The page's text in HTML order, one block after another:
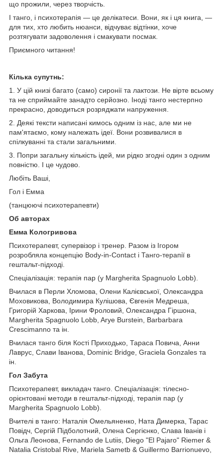
що прожили, через творчість.
І танго, і психотерапія — це делікатеси. Вони, як і ця книга, —
для тих, хто любить нюанси, відчуває відтінки, хоче
розтягувати задоволення і смакувати посмак.
Приємного читання!
Кілька супутнь:
1. У цій книзі багато (само) сиронії та лактози. Не вірте всьому
та не сприймайте занадто серйозно. Іноді танго нестерпно
прекрасно, доводиться розряджати напруження.
2. Деякі тексти написані кимось одним із нас, але ми не
пам'ятаємо, кому належать ідеї. Вони розвивалися в
спілкуванні та стали загальними.
3. Попри загальну кількість ідей, ми рідко згодні один з одним
повністю. І це чудово.
Любіть Ваші,
Гол і Емма
(танцюючі психотерапевти)
Об авторах
Емма Кологривова
Психотерапевт, супервізор і тренер. Разом із Ігором
розробляла концепцію Body-in-Contact і Танго-терапії в
гештальт-підході.
Спеціалізація: терапія пар (у Margherita Spagnuolo Lobb).
Вчилася в Перли Хломова, Олени Калієвської, Олександра
Моховикова, Володимира Кулішова, Євгенія Медреша,
Григорій Харкова, Ірини Фроловий, Олександра Гіршона,
Margherita Spagnuolo Lobb, Arye Burstein, Barbarbara
Crescimanno та ін.
Вчилася танго біля Кості Приходько, Тараса Повича, Анни
Лаврус, Слави Іванова, Dominic Bridge, Graciela Gonzales та
ін.
Гол Забута
Психотерапевт, викладач танго. Спеціалізація: тілесно-
орієнтовані методи в гештальт-підході, терапія пар (у
Margherita Spagnuolo Lobb).
Вчителі в танго: Наталія Омельяненко, Ната Димерка, Тарас
Повідч, Сергій Підболотний, Олена Сергієнко, Слава Іванів і
Ольга Леонова, Fernando de Lutiis, Diego "El Pajaro" Riemer &
Natalia Cristobal Rive, Mariela Sametb & Guillermo Barrionuevo,